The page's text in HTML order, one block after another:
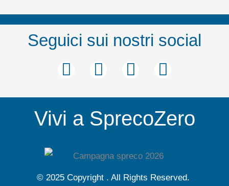
Seguici sui nostri social
F
c
e
o
o
T
i
t
e
r
Y
u
t
b
e
I
s
t
g
r
Vivi a SprecoZero
© 2025 Copyright . All Rights Reserved.